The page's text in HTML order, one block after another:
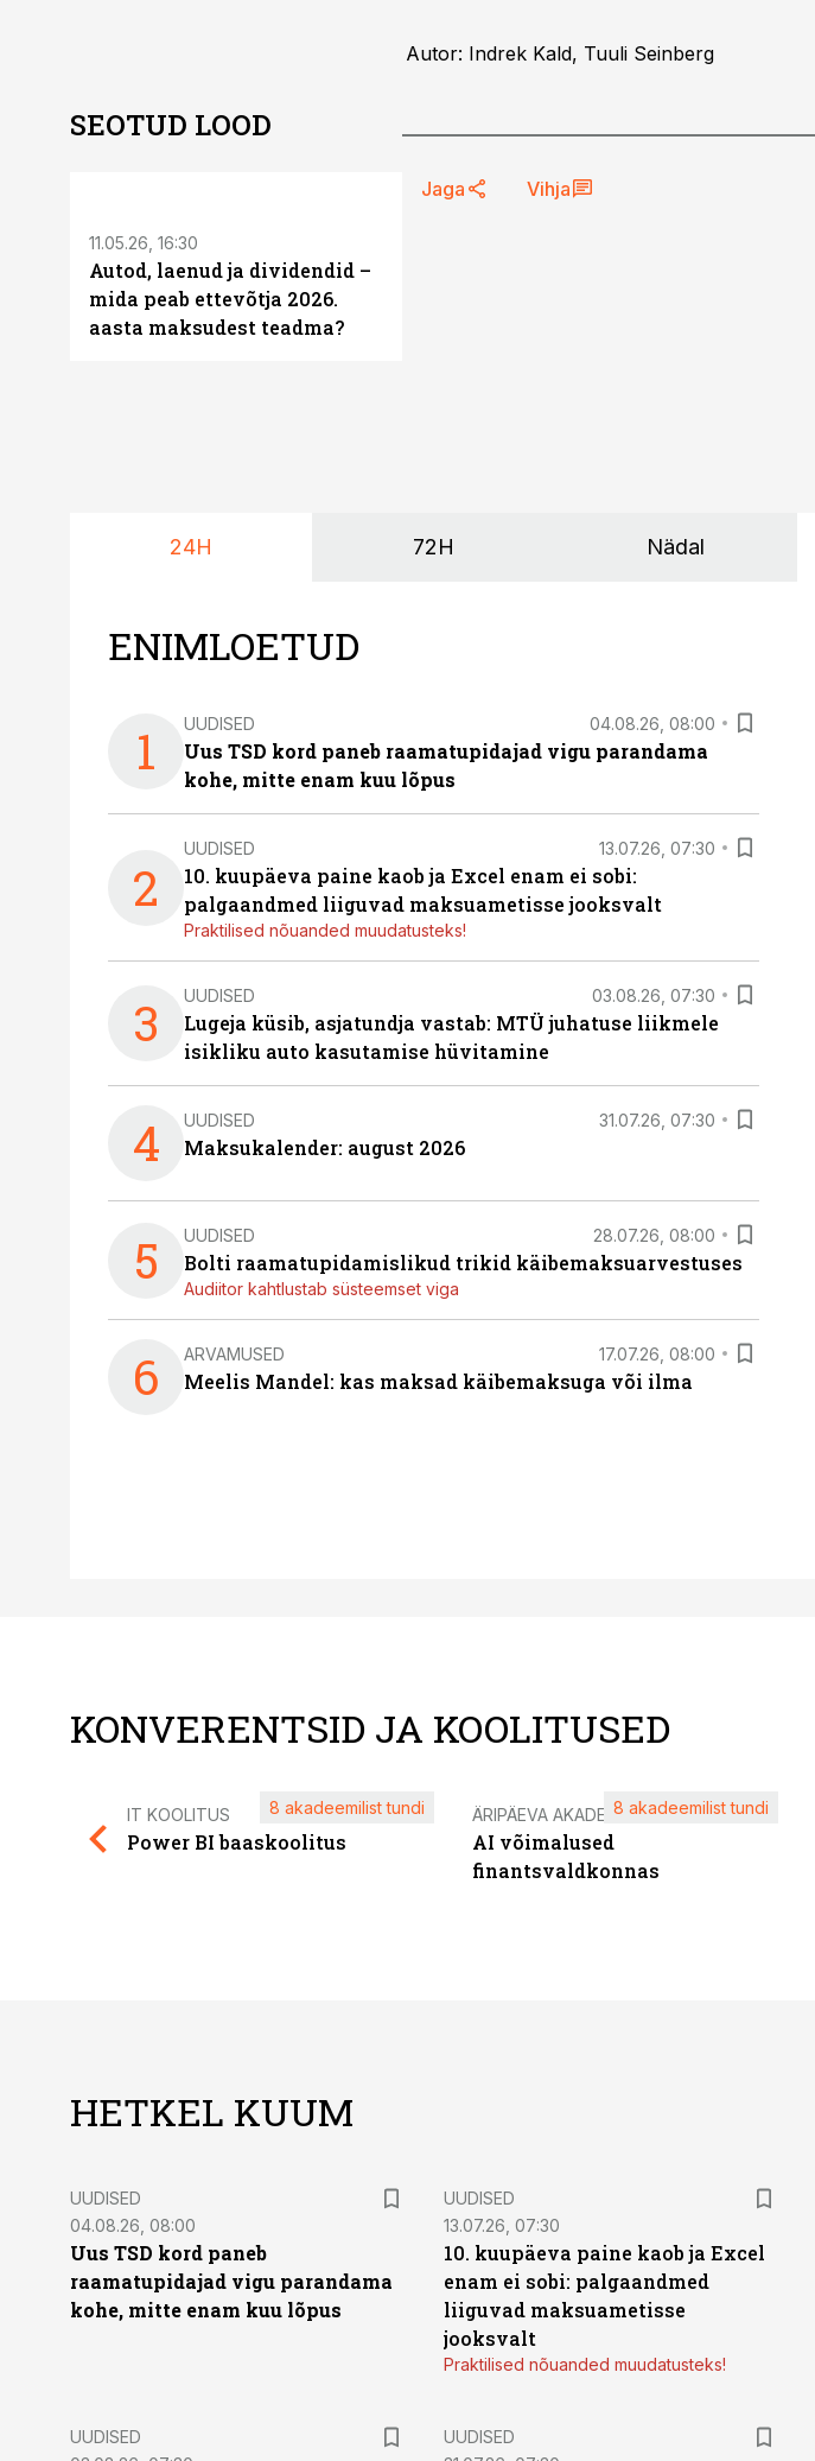
Autor: Indrek Kald, Tuuli Seinberg
Jaga Vihja
SEOTUD LOOD
11.05.26, 16:30
Autod, laenud ja dividendid –
mida peab ettevõtja 2026.
aasta maksudest teadma?
24H 72H Nädal
ENIMLOETUD
1 UUDISED 04.08.26, 08:00
Uus TSD kord paneb raamatupidajad vigu parandama
kohe, mitte enam kuu lõpus
2
UUDISED 13.07.26, 07:30
10. kuupäeva paine kaob ja Excel enam ei sobi:
palgaandmed liiguvad maksuametisse jooksvalt
Praktilised nõuanded muudatusteks!
3 UUDISED 03.08.26, 07:30
Lugeja küsib, asjatundja vastab: MTÜ juhatuse liikmele
isikliku auto kasutamise hüvitamine
4 UUDISED 31.07.26, 07:30
Maksukalender: august 2026
5 UUDISED 28.07.26, 08:00
Bolti raamatupidamislikud trikid käibemaksuarvestuses
Audiitor kahtlustab süsteemset viga
6 ARVAMUSED 17.07.26, 08:00
Meelis Mandel: kas maksad käibemaksuga või ilma
KONVERENTSID JA KOOLITUSED
IT KOOLITUS
Power BI baaskoolitus
8 akadeemilist tundi ÄRIPÄEVA AKADEEMIA
AI võimalused
finantsvaldkonnas
8 akadeemilist tundi
HETKEL KUUM
UUDISED
04.08.26, 08:00
Uus TSD kord paneb
raamatupidajad vigu parandama
kohe, mitte enam kuu lõpus
UUDISED
13.07.26, 07:30
10. kuupäeva paine kaob ja Excel
enam ei sobi: palgaandmed
liiguvad maksuametisse
jooksvalt
Praktilised nõuanded muudatusteks!
UUDISED
UUDISED